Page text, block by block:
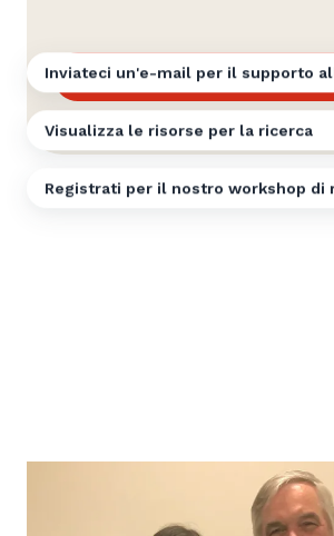
Contatta il nostro team di
Inviateci un'e-mail per il supporto
Visualizza le risorse per la ricerca
Registrati per il nostro workshop di